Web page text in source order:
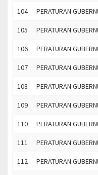
104 PERATURAN
105 PERATURAN
106 PERATURAN
107 PERATURAN
108 PERATURAN
109 PERATURAN
110 PERATURAN
111 PERATURAN
112 PERATURAN